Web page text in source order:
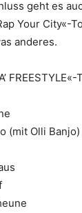
geht es
Your City«-
anderes.
FREESTYLE«-
(mit Olli Banjo)